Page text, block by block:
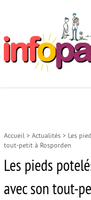
Accueil > Actualités > Les
tout-petit à Rosporden
Les pieds
avec son tout-